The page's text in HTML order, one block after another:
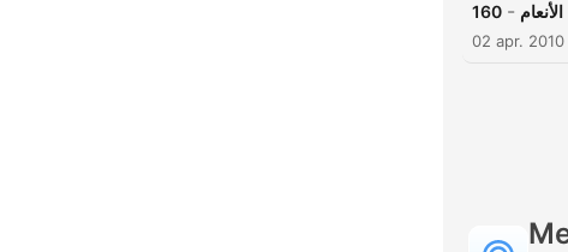
160 - الأنعام
02 apr. 2010